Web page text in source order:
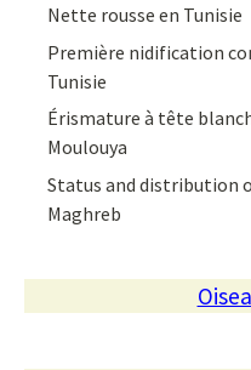
Nette rousse en Tunisie
Première nidification
Tunisie
Érismature à tête
Moulouya
Status and distribution
Maghreb